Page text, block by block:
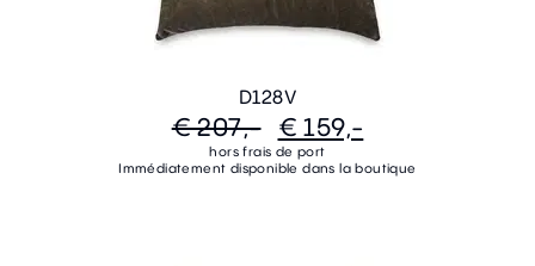
D128V
€ 207,- € 159,-
hors frais de port
Immédiatement disponible dans la boutique